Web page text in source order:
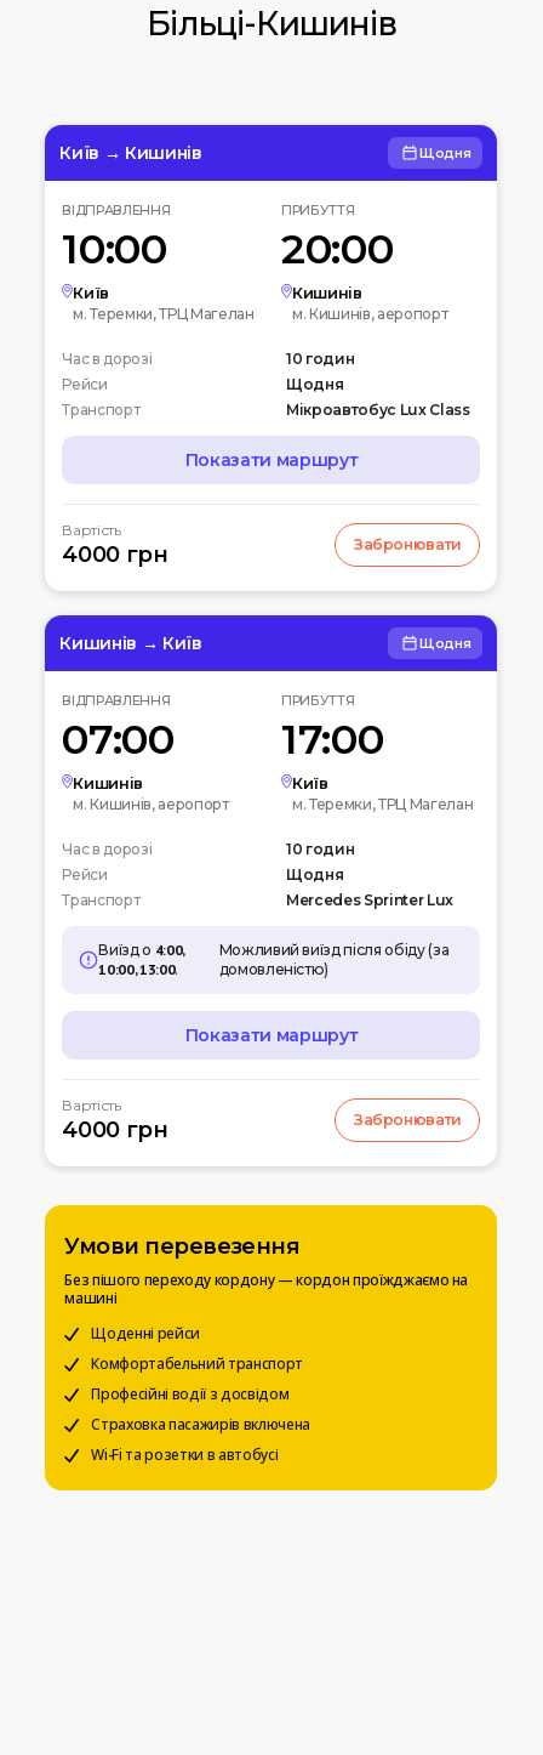
Більці-Кишинів
Київ → Кишинів Щодня
ВІДПРАВЛЕННЯ
10:00
Київ
м. Теремки, ТРЦ Магелан
ПРИБУТТЯ
20:00
Кишинів
м. Кишинів, аеропорт
Транспорт Мікроавтобус Lux Class
Час в дорозі
10 годин
Рейси
Щодня
Показати маршрут
07:00 Чернігів
Автостанція
10:00Київ
Вокзальна пл. 4
Біла церква
Вул. Леваневського
15:00
Автовокзал
Аеропорт
Вартість
4000 грн Забронювати
Кишинів → Київ Щодня
ВІДПРАВЛЕННЯ
07:00
Кишинів
м. Кишинів, аеропорт
ПРИБУТТЯ
17:00
Київ
м. Теремки, ТРЦ Магелан
Транспорт Mercedes Sprinter Lux
Час в дорозі
10 годин
Рейси
Щодня
Виїзд о 4:00,
10:00, 13:00.
Можливий виїзд після обіду (за
домовленістю)
Показати маршрут
07:00 Кишинів
м.Кишинів, аеропорт
Вул. Леваневського
15:00Київ
Вокзальна пл. 4
20:00 Чернігів
Автостанція
Вартість
4000 грн Забронювати
Умови перевезення
Без пішого переходу кордону — кордон проїжджаємо на
машині
Щоденні рейси
Комфортабельний транспорт
Професійні водії з досвідом
Страховка пасажирів включена
Wi-Fi та розетки в автобусі